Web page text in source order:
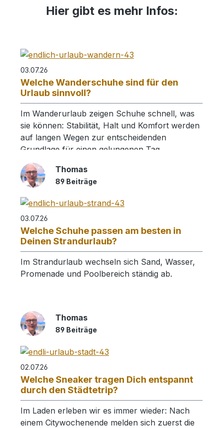
Hier gibt es mehr Infos:
03.07.26
Welche Wanderschuhe sind für den
Urlaub sinnvoll?
Im Wanderurlaub zeigen Schuhe schnell, was
sie können: Stabilität, Halt und Komfort werden
auf langen Wegen zur entscheidenden
Grundlage für einen gelungenen Tag.
Thomas
89 Beiträge
03.07.26
Welche Schuhe passen am besten in
Deinen Strandurlaub?
Im Strandurlaub wechseln sich Sand, Wasser,
Promenade und Poolbereich ständig ab.
Thomas
89 Beiträge
02.07.26
Welche Sneaker tragen Dich entspannt
durch den Städtetrip?
Im Laden erleben wir es immer wieder: Nach
einem Citywochenende melden sich zuerst die